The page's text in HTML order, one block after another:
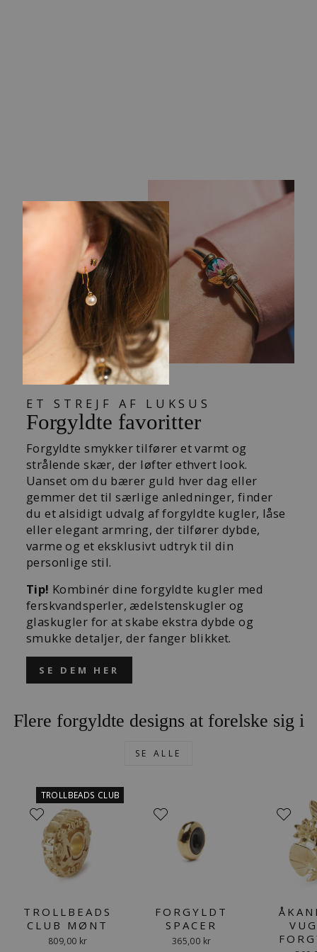
ET STREJF AF LUKSUS
Forgyldte favoritter
Forgyldte smykker tilfører et varmt og
strålende skær, der løfter ethvert look.
Uanset om du bærer guld hver dag eller
gemmer det til særlige anledninger, finder
du et alsidigt udvalg af forgyldte kugler, låse
eller elegant armring, der tilfører dybde,
varme og et eksklusivt udtryk til din
personlige stil.
Tip! Kombinér dine forgyldte kugler med
ferskvandsperler, ædelstenskugler og
glaskugler for at skabe ekstra dybde og
smukke detaljer, der fanger blikket.
SE DEM HER
Flere forgyldte designs at forelske sig i
SE ALLE
TROLLBEADS CLUB
TROLLBEADS
CLUB MØNT
809,00 kr
FORGYLDT
SPACER
365,00 kr